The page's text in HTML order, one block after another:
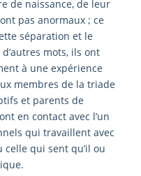
de naissance, de leur
pas anormaux ; ce
séparation et le
mots, ils ont
à une expérience
membres de la triade
et parents de
en contact avec l’un
qui travaillent avec
qui sent qu’il ou